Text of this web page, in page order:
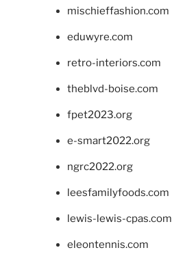
mischieffashion.com
eduwyre.com
retro-interiors.com
theblvd-boise.com
fpet2023.org
e-smart2022.org
ngrc2022.org
leesfamilyfoods.com
lewis-lewis-cpas.com
eleontennis.com